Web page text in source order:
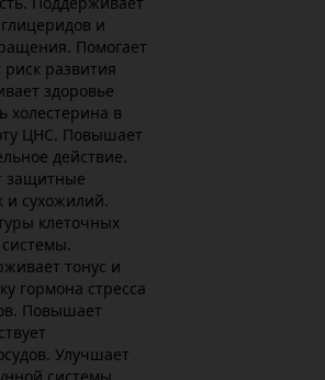
и
Помогает
развития
здоровье
холестерина в
ЦНС. Повышает
действие.
защитные
и сухожилий.
клеточных
тонус и
гормона стресса
Повышает
Улучшает